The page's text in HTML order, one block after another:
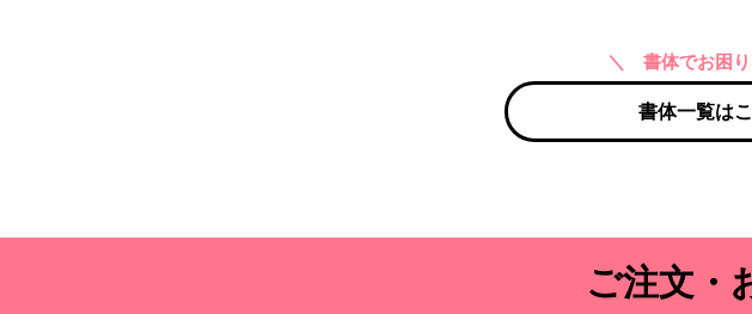
＼ 書体でお困
書体一覧は
ご注文・